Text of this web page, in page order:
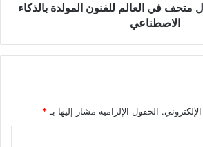
متحف في العالم للفنون المولدة بالذكاء
الاصطناعي
الحقول الإلزامية مشار إليها بـ*